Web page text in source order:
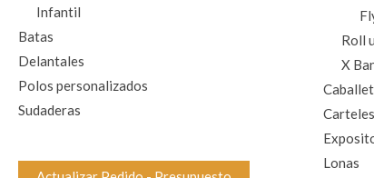
Infantil
Batas
Delantales
Polos personalizados
Sudaderas
Roll
X
Carteles
Lonas